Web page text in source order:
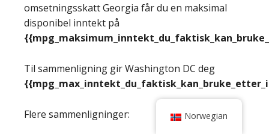
omsetningsskatt Georgia får du en maksimal
disponibel inntekt på
Til sammenligning gir Washington DC deg
Flere sammenligninger: Norwegian